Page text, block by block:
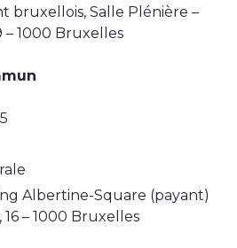
bruxellois, Salle Plénière –
– 1000 Bruxelles
Albertine-Square (payant)
– 1000 Bruxelles